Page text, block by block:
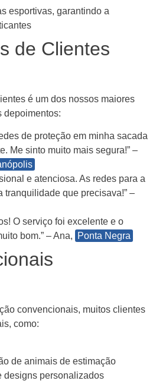
esportivas, garantindo a
de Clientes
é um dos nossos maiores
depoimentos:
de proteção em minha sacada
Me sinto muito mais segura!” –
e atenciosa. As redes para a
tranquilidade que precisava!” –
O serviço foi excelente e o
bom.” – Ana,
Ponta Negra
convencionais, muitos clientes
como:
de animais de estimação
designs personalizados